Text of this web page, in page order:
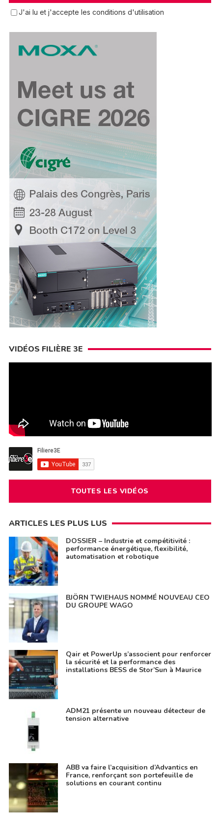
J'ai lu et j'accepte les conditions d'utilisation
VIDÉOS FILIÈRE 3E
TOUTES LES VIDÉOS
ARTICLES LES PLUS LUS
DOSSIER – Industrie et compétitivité :
performance énergétique, flexibilité,
automatisation et robotique
BJÖRN TWIEHAUS NOMMÉ NOUVEAU CEO
DU GROUPE WAGO
Qair et PowerUp s’associent pour renforcer
la sécurité et la performance des
installations BESS de Stor’Sun à Maurice
ADM21 présente un nouveau détecteur de
tension alternative
ABB va faire l’acquisition d’Advantics en
France, renforçant son portefeuille de
solutions en courant continu